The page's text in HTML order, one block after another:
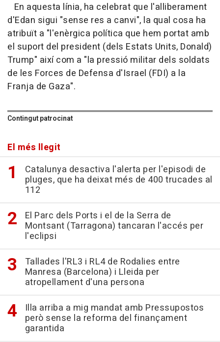
En aquesta línia, ha celebrat que l'alliberament
d'Edan sigui "sense res a canvi", la qual cosa ha
atribuït a "l'enèrgica política que hem portat amb
el suport del president (dels Estats Units, Donald)
Trump" així com a "la pressió militar dels soldats
de les Forces de Defensa d'Israel (FDI) a la
Franja de Gaza".
Contingut patrocinat
El més llegit
Catalunya desactiva l'alerta per l'episodi de
pluges, que ha deixat més de 400 trucades al
112
El Parc dels Ports i el de la Serra de
Montsant (Tarragona) tancaran l'accés per
l'eclipsi
Tallades l'RL3 i RL4 de Rodalies entre
Manresa (Barcelona) i Lleida per
atropellament d'una persona
Illa arriba a mig mandat amb Pressupostos
però sense la reforma del finançament
garantida